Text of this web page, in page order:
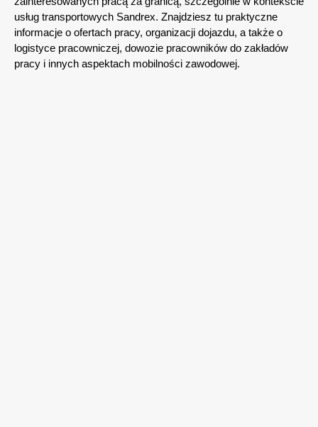
usług transportowych Sandrex. Znajdziesz tu praktyczne
informacje o ofertach pracy, organizacji dojazdu, a także o
logistyce pracowniczej, dowozie pracowników do zakładów
pracy i innych aspektach mobilności zawodowej.